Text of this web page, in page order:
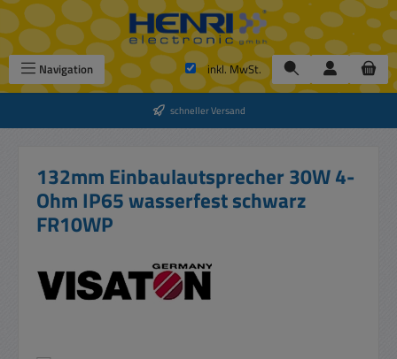
Zum Hauptinhalt springen
Navigation inkl. MwSt.
schneller Versand
132mm Einbaulautsprecher 30W 4-
Ohm IP65 wasserfest schwarz
FR10WP